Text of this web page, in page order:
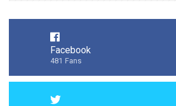
Facebook
481 Fans